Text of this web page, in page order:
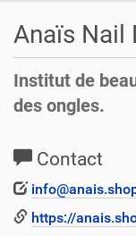
Anaïs Nail
Institut de
des ongles.
Contact
https://